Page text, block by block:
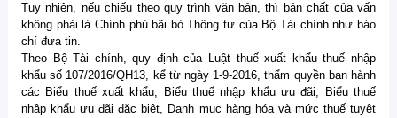
Tuy nhiên, nếu chiếu theo quy trình văn bản, thì bản chất của vấn
không phải là Chính phủ bãi bỏ Thông tư của Bộ Tài chính như báo
chí đưa tin.
Theo Bộ Tài chính, quy định của Luật thuế xuất khẩu thuế nhập
khẩu số 107/2016/QH13, kể từ ngày 1-9-2016, thẩm quyền ban hành
các Biểu thuế xuất khẩu, Biểu thuế nhập khẩu ưu đãi, Biểu thuế
nhập khẩu ưu đãi đặc biệt, Danh mục hàng hóa và mức thuế tuyệt